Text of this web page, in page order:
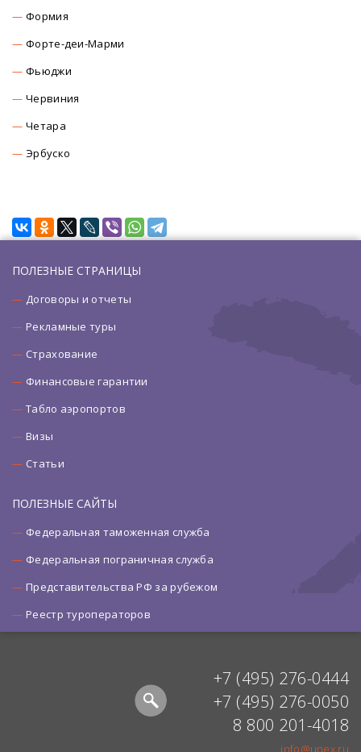
Формия
Форте-деи-Марми
Фьюджи
Червиния
Четара
Эрбуско
ПОЛЕЗНЫЕ СТРАНИЦЫ
Договоры и отчеты
Рекламные туры
Страхование
Финансовые гарантии
Табло аэропортов
Визы
Статьи
ПОЛЕЗНЫЕ САЙТЫ
Федеральная таможенная служба
Федеральная пограничная служба
Представительства РФ за рубежом
Реестр туроператоров
+7 (495) 276-0444
+7 (495) 276-0050
8 800 201-4018
info@unex.ru